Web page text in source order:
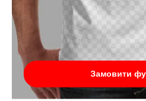
Замовити